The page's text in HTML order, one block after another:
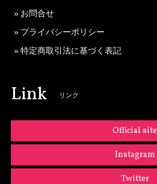
お問合せ
プライバシーポリシー
特定商取引法に基づく表記
Link リンク
Official site
Instagram
Twitter